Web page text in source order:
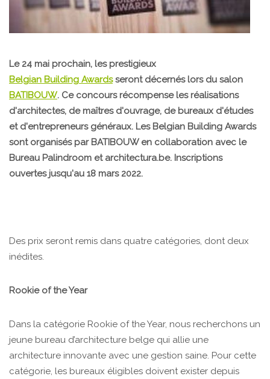
Le 24 mai prochain, les prestigieux
Belgian Building Awardsseront décernés lors du salon
BATIBOUW. Ce concours récompense les réalisations
d'architectes, de maîtres d'ouvrage, de bureaux d'études
et d'entrepreneurs généraux. Les Belgian Building Awards
sont organisés par BATIBOUW en collaboration avec le
Bureau Palindroom et architectura.be. Inscriptions
ouvertes jusqu'au 18 mars 2022.
Des prix seront remis dans quatre catégories, dont deux
inédites.
Rookie of the Year
Dans la catégorie Rookie of the Year, nous recherchons un
jeune bureau d’architecture belge qui allie une
architecture innovante avec une gestion saine. Pour cette
catégorie, les bureaux éligibles doivent exister depuis